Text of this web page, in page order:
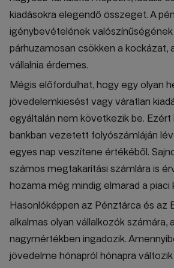
kiadásokra elegendő összeget. A
igénybevételének
párhuzamosan csökken a kockázat,
vállalnia érdemes.
Mégis előfordulhat, hogy egy olyan
jövedelemkiesést vagy váratlan
egyáltalán nem következik be. Ezért
bankban vezetett folyószámláján
egyes nap veszítene értékéből.
számos megtakarítási számlára is
hozama még mindig elmarad a piaci
Hasonlóképpen az Pénztárca és az
alkalmas olyan vállalkozók számára,
nagymértékben ingadozik.
jövedelme hónapról hónapra